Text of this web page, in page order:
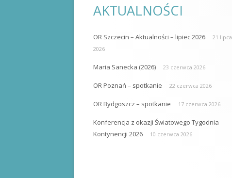
AKTUALNOŚCI
OR Szczecin – Aktualności – lipiec 2026
21 lipca
2026
Maria Sanecka (2026) 23 czerwca 2026
OR Poznań – spotkanie 22 czerwca 2026
OR Bydgoszcz – spotkanie 17 czerwca 2026
Konferencja z okazji Światowego Tygodnia
Kontynencji 2026
10 czerwca 2026